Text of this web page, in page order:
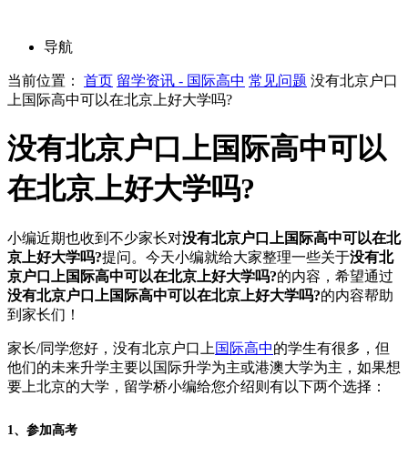
导航
当前位置： 首页 留学资讯 - 国际高中 常见问题 没有北京户口
上国际高中可以在北京上好大学吗?
没有北京户口上国际高中可以
在北京上好大学吗?
小编近期也收到不少家长对没有北京户口上国际高中可以在北
京上好大学吗?提问。今天小编就给大家整理一些关于没有北
京户口上国际高中可以在北京上好大学吗?的内容，希望通过
没有北京户口上国际高中可以在北京上好大学吗?的内容帮助
到家长们！
家长/同学您好，没有北京户口上 国际高中的学生有很多，但
他们的未来升学主要以国际升学为主或港澳大学为主，如果想
要上北京的大学，留学桥小编给您介绍则有以下两个选择：
1、参加高考